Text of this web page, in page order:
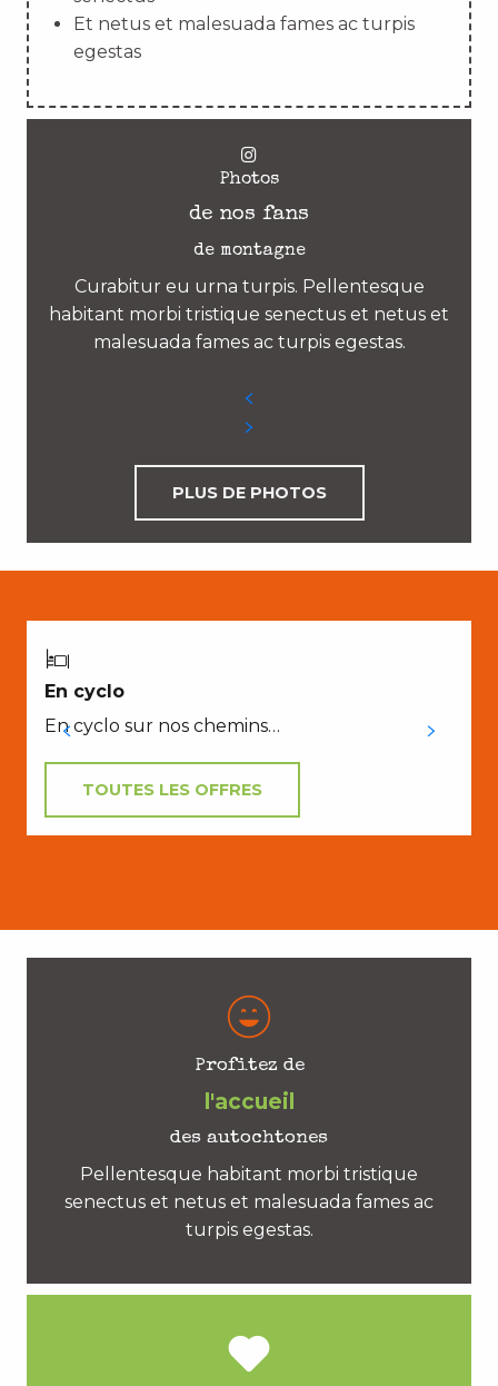
Et netus et malesuada fames ac turpis
egestas
Photos
de nos fans
de montagne
Curabitur eu urna turpis. Pellentesque
habitant morbi tristique senectus et netus et
malesuada fames ac turpis egestas.
PLUS DE PHOTOS
En cyclo
En cyclo sur nos chemins…
TOUTES LES OFFRES
Profitez de
l'accueil
des autochtones
Pellentesque habitant morbi tristique
senectus et netus et malesuada fames ac
turpis egestas.